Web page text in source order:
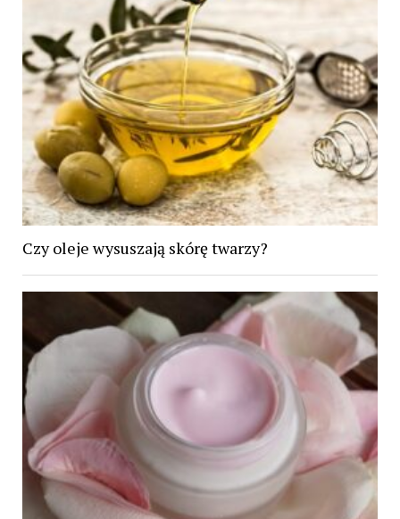
Czy oleje wysuszają skórę twarzy?